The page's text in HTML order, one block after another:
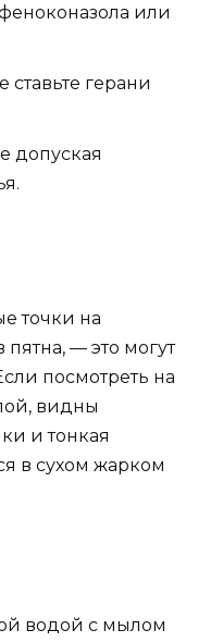
или
герани
допуская
точки на
пятна, — это могут
посмотреть на
видны
и тонкая
в сухом жарком
водой с мылом